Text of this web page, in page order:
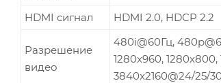
HDMI сигнал HDMI 2.0, HDCP 2.2
Разрешение
видео
480i@60Гц,
1280x960, 1280x800,
3840x2160@24/25/